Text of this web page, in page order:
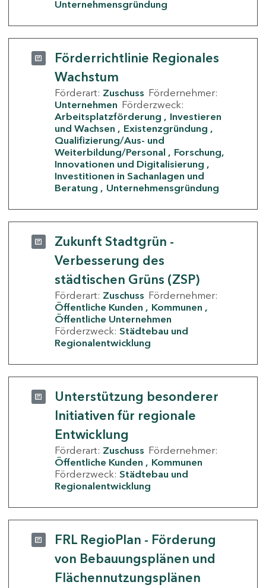
Unternehmensgründung
Förderrichtlinie Regionales
Wachstum
Förderart: Zuschuss Fördernehmer:
Unternehmen Förderzweck:
Arbeitsplatzförderung
Investieren
und Wachsen
Existenzgründung
Qualifizierung/Aus- und
Weiterbildung/Personal
Forschung,
Innovationen und Digitalisierung
Investitionen in Sachanlagen und
Beratung
Unternehmensgründung
Zukunft Stadtgrün -
Verbesserung des
städtischen Grüns (ZSP)
Förderart: Zuschuss Fördernehmer:
Öffentliche Kunden
Kommunen
Öffentliche Unternehmen
Förderzweck: Städtebau und
Regionalentwicklung
Unterstützung besonderer
Initiativen für regionale
Entwicklung
Förderart: Zuschuss Fördernehmer:
Öffentliche Kunden
Kommunen
Förderzweck: Städtebau und
Regionalentwicklung
FRL RegioPlan - Förderung
von Bebauungsplänen und
Flächennutzungsplänen